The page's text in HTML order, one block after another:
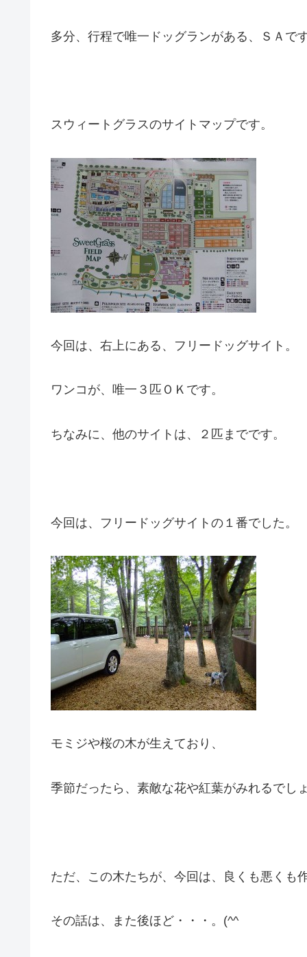
多分、行程で唯一ドッグランがある、ＳＡです
スウィートグラスのサイトマップです。
今回は、右上にある、フリードッグサイト。
ワンコが、唯一３匹ＯＫです。
ちなみに、他のサイトは、２匹までです。
今回は、フリードッグサイトの１番でした。
モミジや桜の木が生えており、
季節だったら、素敵な花や紅葉がみれるでしょ
ただ、この木たちが、今回は、良くも悪くも
その話は、また後ほど・・・。(^^ゞ